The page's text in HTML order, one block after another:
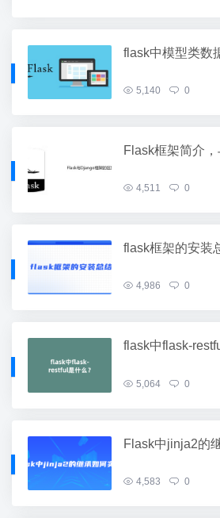
flask中模型类数
5,140 0
4,511 0
flask框架的安装
4,986 0
flask中flask-
5,064 0
Flask中jinja2的
4,583 0